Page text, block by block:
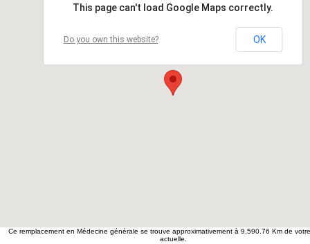
This page can't load Google Maps correctly.
Do you own this website? OK
Ce remplacement en Médecine générale se trouve approximativement à 9,590.76 Km de
actuelle.